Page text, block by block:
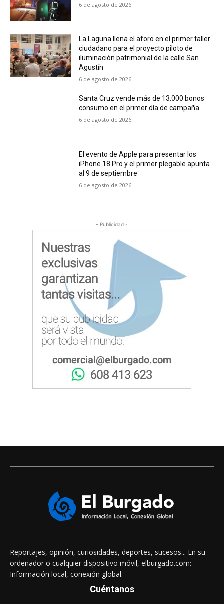
6 de agosto de 2026
La Laguna llena el aforo en el primer taller
ciudadano para el proyecto piloto de
iluminación patrimonial de la calle San
Agustín
6 de agosto de 2026
Santa Cruz vende más de 13.000 bonos
consumo en el primer día de campaña
6 de agosto de 2026
El evento de Apple para presentar los
iPhone 18 Pro y el primer plegable apunta
al 9 de septiembre
6 de agosto de 2026
- Publicidad -
Reportajes, opinión, curiosidades, deportes, sucesos... En su
ordenador o cualquier dispositivo móvil, elburgado.com:
Información local, conexión global.
Cuéntanos